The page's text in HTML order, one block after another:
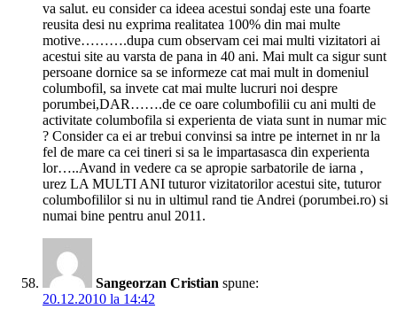
va salut. eu consider ca ideea acestui sondaj este una foarte
reusita desi nu exprima realitatea 100% din mai multe
motive……….dupa cum observam cei mai multi vizitatori ai
acestui site au varsta de pana in 40 ani. Mai mult ca sigur sunt
persoane dornice sa se informeze cat mai mult in domeniul
columbofil, sa invete cat mai multe lucruri noi despre
porumbei,DAR…….de ce oare columbofilii cu ani multi de
activitate columbofila si experienta de viata sunt in numar mic
? Consider ca ei ar trebui convinsi sa intre pe internet in nr la
fel de mare ca cei tineri si sa le impartasasca din experienta
lor…..Avand in vedere ca se apropie sarbatorile de iarna ,
urez LA MULTI ANI tuturor vizitatorilor acestui site, tuturor
columbofililor si nu in ultimul rand tie Andrei (porumbei.ro) si
numai bine pentru anul 2011.
Sangeorzan Cristian spune:
20.12.2010 la 14:42